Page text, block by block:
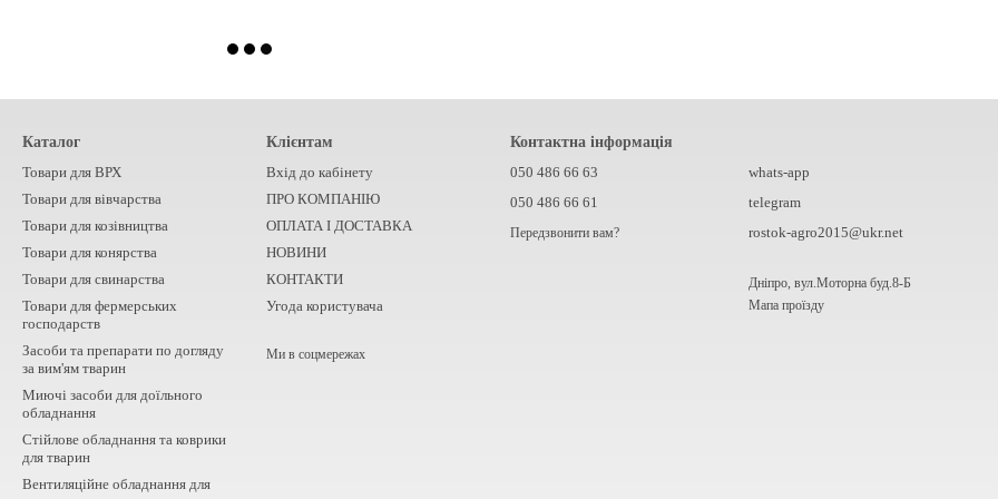
Каталог
Товари для ВРХ
Товари для вівчарства
Товари для козівництва
Товари для конярства
Товари для свинарства
Товари для фермерських
господарств
Засоби та препарати по догляду
за вим'ям тварин
Миючі засоби для доїльного
обладнання
Стійлове обладнання та коврики
для тварин
Вентиляційне обладнання для
Клієнтам
Вхід до кабінету
ПРО КОМПАНІЮ
ОПЛАТА І ДОСТАВКА
НОВИНИ
КОНТАКТИ
Угода користувача
Ми в соцмережах
Контактна інформація
050 486 66 63
050 486 66 61
Передзвонити вам?
whats-app
telegram
rostok-agro2015@ukr.net
Дніпро, вул.Моторна буд.8-Б
Мапа проїзду